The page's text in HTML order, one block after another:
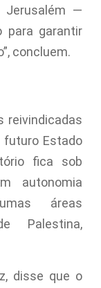
Jerusalém —
para garantir
concluem.
reivindicadas
futuro Estado
fica sob
autonomia
áreas
Palestina,
disse que o